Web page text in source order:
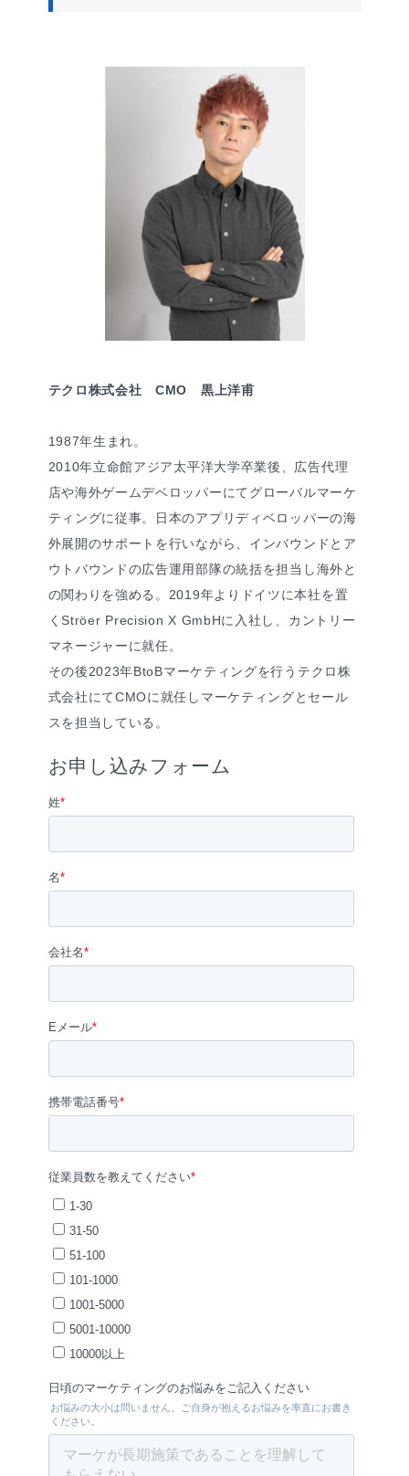
テクロ株式会社 CMO 黒上洋甫
1987年生まれ。
2010年立命館アジア太平洋大学卒業後、広告代理
店や海外ゲームデベロッパーにてグローバルマーケ
ティングに従事。日本のアプリディベロッパーの海
外展開のサポートを行いながら、インバウンドとア
ウトバウンドの広告運用部隊の統括を担当し海外と
の関わりを強める。2019年よりドイツに本社を置
く Ströer Precision X GmbHに入社し、カントリー
マネージャーに就任。
その後2023年BtoBマーケティングを行うテクロ株
式会社にてCMOに就任しマーケティングとセール
スを担当している。
お申し込みフォーム